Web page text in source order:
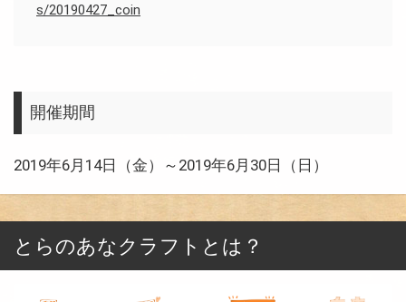
s/20190427_coin
開催期間
2019年6月14日（金）～2019年6月30日（日）
とらのあなクラフトとは？